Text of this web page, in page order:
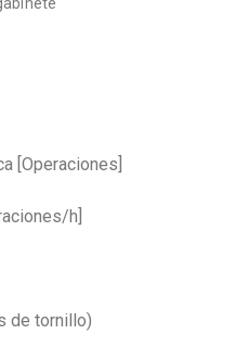
[Operaciones]
h]
de tornillo)